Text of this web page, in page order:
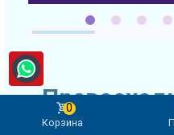
Корзина
0